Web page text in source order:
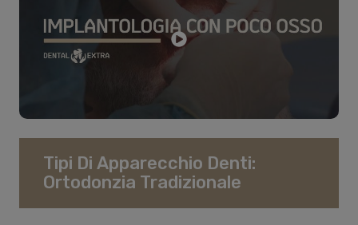
Tipi Di Apparecchio Denti:
Ortodonzia Tradizionale